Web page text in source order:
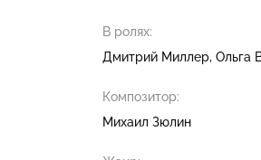
В ролях:
Дмитрий Миллер Ольга
Композитор:
Михаил Зюлин